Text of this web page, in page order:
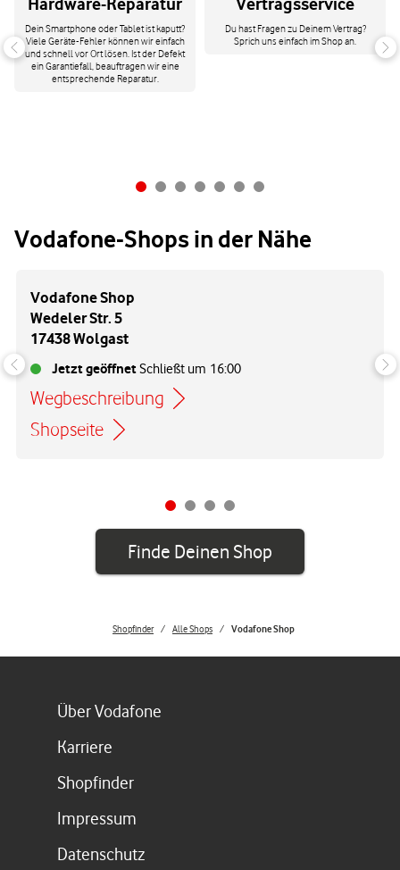
Hardware-Reparatur
Dein Smartphone oder Tablet ist kaputt?
Viele Geräte-Fehler können wir einfach
und schnell vor Ort lösen. Ist der Defekt
ein Garantiefall, beauftragen wir eine
entsprechende Reparatur.
Vertragsservice
Du hast Fragen zu Deinem Vertrag?
Sprich uns einfach im Shop an.
Vodafone-Shops in der Nähe
Vodafone Shop
Wedeler Str. 5
17438 Wolgast
Jetzt geöffnetSchließt um 16:00
Wegbeschreibung
Link öffnet in einem neuen Tab
Shopseite
Finde Deinen Shop
Shopfinder Alle Shops Vodafone Shop
Über Vodafone
Karriere
ShopfinderLink öffnet in einem neuen Tab
Impressum
Datenschutz